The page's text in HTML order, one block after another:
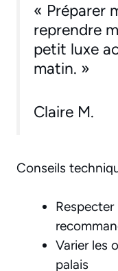
« Préparer
reprendre
petit luxe
matin. »
Claire M.
Conseils
Varier les
palais